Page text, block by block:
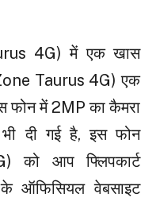
4G) में एक खास
Taurus 4G) एक
फोन में 2MP का कैमरा
दी गई है, इस फोन
को आप फ्लिपकार्ट
ऑफिसियल वेबसाइट